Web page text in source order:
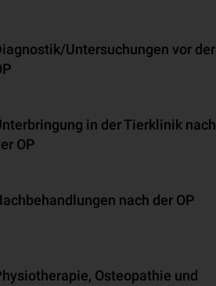
Untersuchungen vor der
in der Tierklinik nach
OP
nach der OP
Osteopathie und